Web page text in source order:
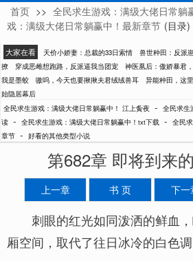
江上夤夜
首页 >> 全民求生游戏：满级大佬日常躺
戏：满级大佬日常躺赢中！最新章节 (目录)
大家在看 天价小娇妻：总裁的33日索情 兽世种田：反派
撩
穿成恶雌想跑路，反派逼我当团宠 神医凰后：傲娇暴君
我是墨蛟
嗷呜，今天也要揪揪夫君绒绒兽耳 异能种田，这
始隐居幕后
全民求生游戏：满级大佬日常躺赢中！ 江上夤夜 - 全民求生
读 - 全民求生游戏：满级大佬日常躺赢中！txt下载 - 全民
章节 - 好看的其他类型小说
第682章 即将到来
上一章 书 页 下一
刺眼的红光如同泼洒的鲜血
厢空间，取代了往日冰冷的白色调